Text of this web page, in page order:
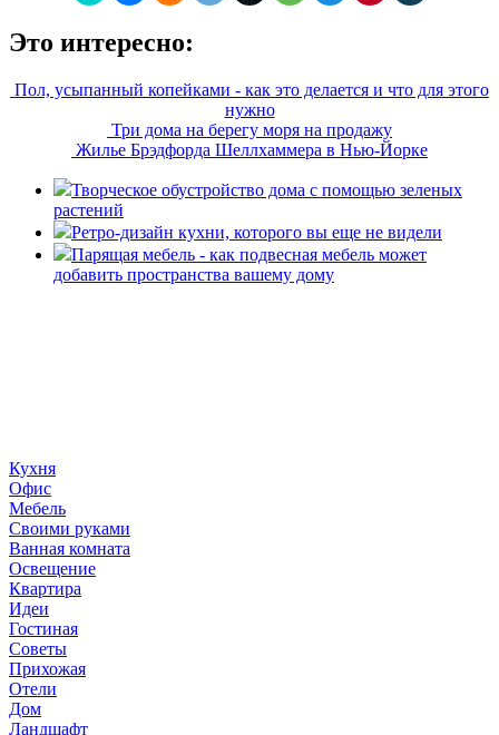
Это интересно:
Пол, усыпанный копейками - как это делается и что для этого
нужно
Три дома на берегу моря на продажу
Жилье Брэдфорда Шеллхаммера в Нью-Йорке
Творческое обустройство дома с помощью зеленых
растений
Ретро-дизайн кухни, которого вы еще не видели
Парящая мебель - как подвесная мебель может
добавить пространства вашему дому
Кухня
Офис
Мебель
Своими руками
Ванная комната
Освещение
Квартира
Идеи
Гостиная
Советы
Прихожая
Отели
Дом
Ландшафт